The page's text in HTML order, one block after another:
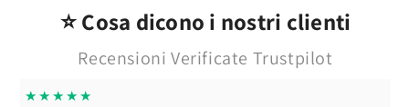
⭐ Cosa dicono i nostri clienti
Recensioni Verificate Trustpilot
★★★★★